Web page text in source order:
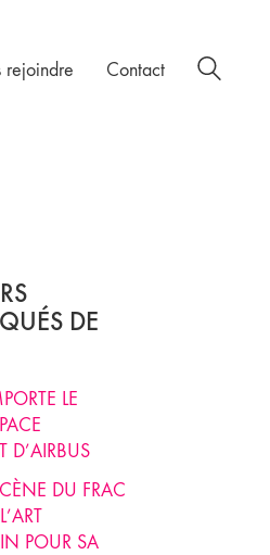
rejoindre Contact
DE
LE
DU FRAC
POUR SA